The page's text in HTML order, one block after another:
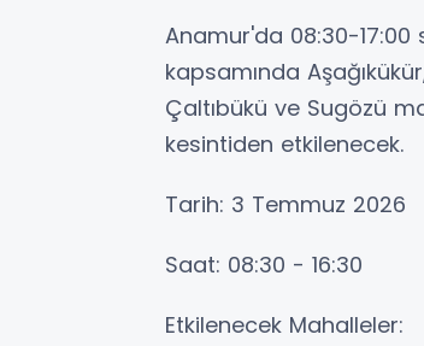
Anamur'da 08:30-17:00
kapsamında
Çaltıbükü ve Sugözü
kesintiden etkilenecek.
Tarih: 3 Temmuz 2026
Saat: 08:30 - 16:30
Etkilenecek Mahalleler: